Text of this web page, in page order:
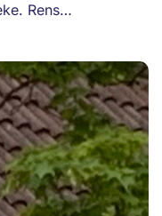
Rens…